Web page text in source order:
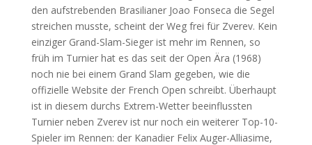
den aufstrebenden Brasilianer Joao Fonseca die Segel
streichen musste, scheint der Weg frei für Zverev. Kein
einziger Grand-Slam-Sieger ist mehr im Rennen, so
früh im Turnier hat es das seit der Open Ära (1968)
noch nie bei einem Grand Slam gegeben, wie die
offizielle Website der French Open schreibt. Überhaupt
ist in diesem durchs Extrem-Wetter beeinflussten
Turnier neben Zverev ist nur noch ein weiterer Top-10-
Spieler im Rennen: der Kanadier Felix Auger-Alliasime,